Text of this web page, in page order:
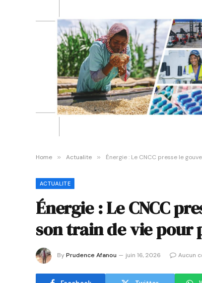
Home » Actualite » Énergie : Le CNCC presse le
ACTUALITE
Énergie : Le CNCC
son train de vie pour
ByPrudence Afanou juin 16, 2026 Aucun